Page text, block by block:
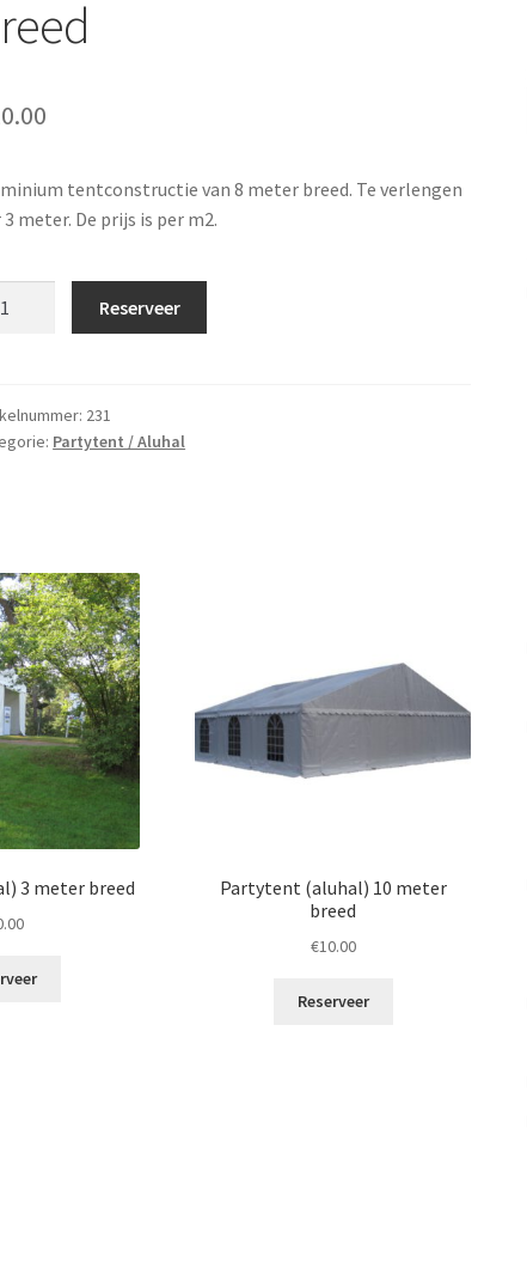
tentconstructie van 8 meter breed. Te verlengen
3 meter. De prijs is per m2.
Reserveer
231
Partytent / Aluhal
3 meter breed
Partytent (aluhal) 10 meter
breed
€10.00
Reserveer